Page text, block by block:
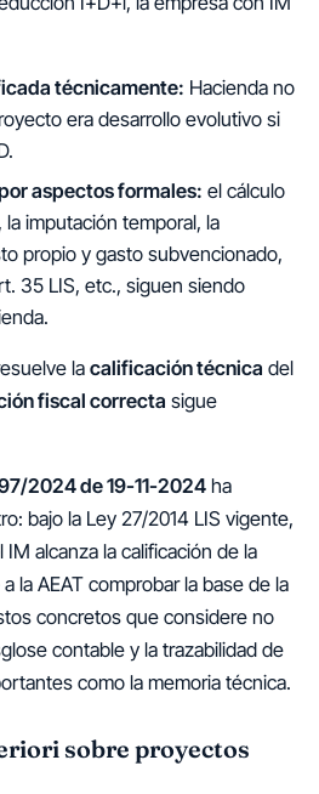
técnicamente: Hacienda no
era desarrollo evolutivo si
aspectos formales: el cálculo
imputación temporal, la
propio y gasto subvencionado,
35 LIS, etc., siguen siendo
la calificación técnica del
fiscal correcta sigue
2024 de 19-11-2024 ha
bajo la Ley 27/2014 LIS vigente,
alcanza la calificación de la
la AEAT comprobar la base de la
concretos que considere no
contable y la trazabilidad de
como la memoria técnica.
sobre proyectos